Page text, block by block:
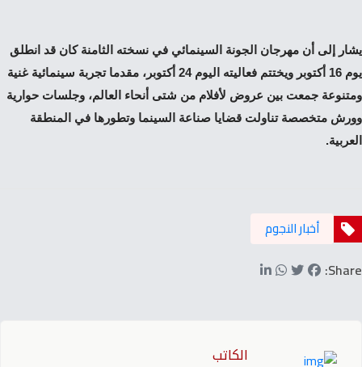
يشار إلى أن مهرجان الجونة السينمائي في نسخته الثامنة كان قد انطلق
يوم 16 أكتوبر ويختتم فعاليته اليوم 24 أكتوبر، مقدما تجربة سينمائية غنية
ومتنوعة جمعت بين عروض لأفلام من شتى أنحاء العالم، وجلسات حوارية
وورش متخصصة تناولت قضايا صناعة السينما وتطورها في المنطقة
العربية.
أخبار النجوم
Share:
الكاتب